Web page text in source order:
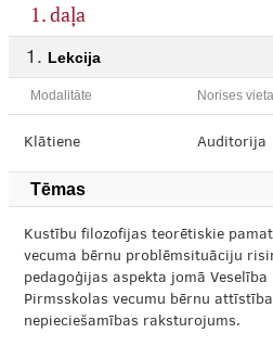
1. daļa
Lekcija
Modalitāte Norises vieta
Klātiene Auditorija
Tēmas
Kustību filozofijas teorētiskie
vecuma bērnu problēmsituāciju
pedagoģijas aspekta jomā
Pirmsskolas vecumu bērnu
nepieciešamības raksturojums.